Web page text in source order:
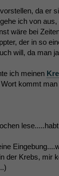
da er
ich von
wäre bei
der in so
will, da man
ich meinen
kommt
der Krebs, mir